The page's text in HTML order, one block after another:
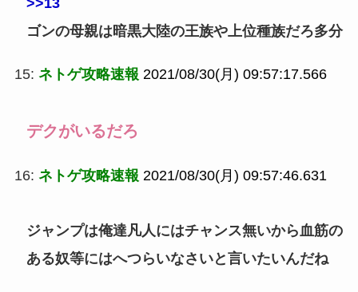
ゴンの母親は暗黒大陸の王族や上位種族だろ多分
15: ネトゲ攻略速報 2021/08/30(月) 09:57:17.566
デクがいるだろ
16: ネトゲ攻略速報 2021/08/30(月) 09:57:46.631
ジャンプは俺達凡人にはチャンス無いから血筋の
ある奴等にはへつらいなさいと言いたいんだね